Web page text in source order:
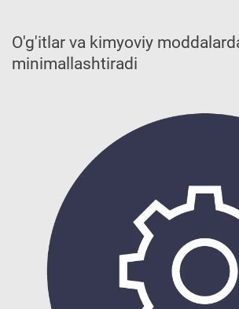
O'g'itlar va kimyoviy
minimallashtiradi